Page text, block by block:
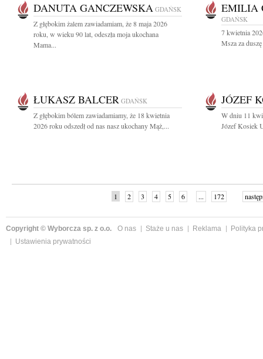
DANUTA GANCZEWSKA GDAŃSK
Z głębokim żalem zawiadamiam, że 8 maja 2026
roku, w wieku 90 lat, odeszła moja ukochana
Mama...
EMILIA
GDAŃSK
7 kwietnia
Msza za
ŁUKASZ BALCER GDAŃSK
Z głębokim bólem zawiadamiamy, że 18 kwietnia
2026 roku odszedł od nas nasz ukochany Mąż,...
JÓZEF
W dniu 11
Józef Kosiek
1 2 3 4 5 6 ... 172
Copyright © Wyborcza sp. z o.o. O nas Staże u nas Reklama
Polityka
Ustawienia prywatności